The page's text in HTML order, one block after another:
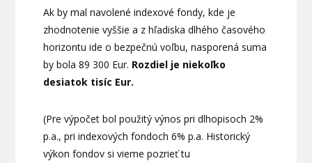
Ak by mal navolené indexové fondy, kde je
zhodnotenie vyššie a z hľadiska dlhého časového
horizontu ide o bezpečnú voľbu, nasporená suma
by bola 89 300 Eur. Rozdiel je niekoľko
desiatok tisíc Eur.
(Pre výpočet bol použitý výnos pri dlhopisoch 2%
p.a., pri indexových fondoch 6% p.a. Historický
výkon fondov si vieme pozrieť tu